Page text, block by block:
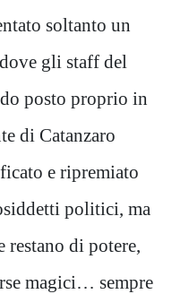
soltanto un
gli staff del
posto proprio in
di Catanzaro
e ripremiato
politici, ma
restano di potere,
magici… sempre